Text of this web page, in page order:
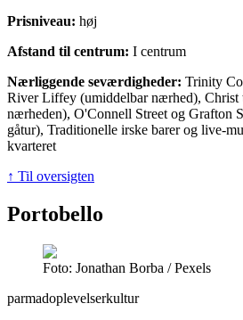
Prisniveau: høj
Afstand til centrum: I centrum
Nærliggende seværdigheder: Trinity
River Liffey (umiddelbar nærhed),
nærheden), O'Connell Street og Grafton
gåtur), Traditionelle irske barer og live-
kvarteret
↑ Til oversigten
Portobello
Foto: Jonathan Borba / Pexels
parmadoplevelserkultur